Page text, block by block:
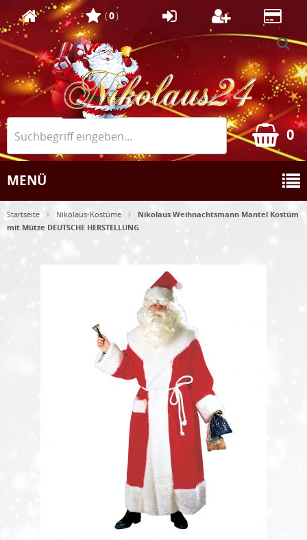
(0)
0
MENÜ
Startseite Nikolaus-Kostüme
Nikolaus Weihnachtsmann Mantel Kostüm
mit Mütze DEUTSCHE HERSTELLUNG